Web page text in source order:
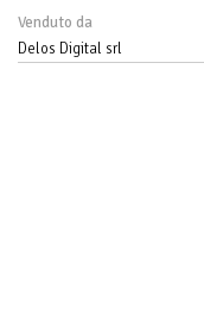
Venduto da
Delos Digital srl